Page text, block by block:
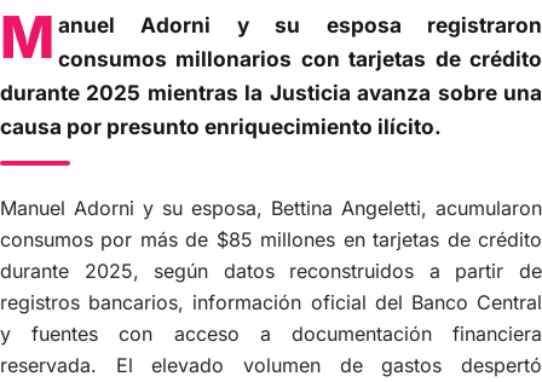
M anuel Adorni y su esposa registraron
consumos millonarios con tarjetas de crédito
durante 2025 mientras la Justicia avanza sobre una
causa por presunto enriquecimiento ilícito.
Manuel Adorni y su esposa, Bettina Angeletti, acumularon
consumos por más de $85 millones en tarjetas de crédito
durante 2025, según datos reconstruidos a partir de
registros bancarios, información oficial del Banco Central
y fuentes con acceso a documentación financiera
reservada. El elevado volumen de gastos despertó